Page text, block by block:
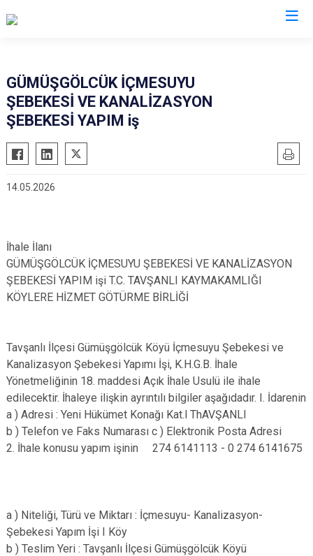
Altıntaş
Aslanapa
Çavdarhisar
Gediz
GÜMÜŞGÖLCÜK İÇMESUYU
ŞEBEKESİ VE KANALİZASYON
ŞEBEKESİ YAPIM iş
14.05.2026
İhale İlanı
GÜMÜŞGÖLCÜK İÇMESUYU ŞEBEKESİ VE KANALİZASYON
ŞEBEKESİ YAPIM işi T.C. TAVŞANLI KAYMAKAMLIĞI
KÖYLERE HİZMET GÖTÜRME BİRLİĞİ
Tavşanlı İlçesi Gümüşgölcük Köyü İçmesuyu Şebekesi ve
Kanalizasyon Şebekesi Yapımı İşi, K.H.G.B. İhale
Yönetmeliğinin 18. maddesi Açık İhale Usulü ile ihale
edilecektir. İhaleye ilişkin ayrıntılı bilgiler aşağıdadır. I. İdarenin
a ) Adresi : Yeni Hükümet Konağı Kat.l ThAVŞANLI
b ) Telefon ve Faks Numarası c ) Elektronik Posta Adresi
2. İhale konusu yapım işinin 274 6141113 - 0 274 6141675
a ) Niteliği, Türü ve Miktarı : İçmesuyu- Kanalizasyon-
Şebekesi Yapım İşi I Köy
b ) Teslim Yeri : Tavşanlı İlçesi Gümüşgölcük Köyü